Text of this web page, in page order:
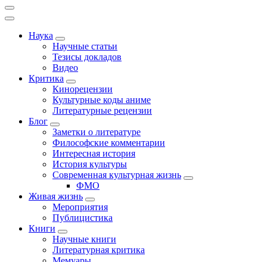
Наука
Научные статьи
Тезисы докладов
Видео
Критика
Кинорецензии
Культурные коды аниме
Литературные рецензии
Блог
Заметки о литературе
Философские комментарии
Интересная история
История культуры
Современная культурная жизнь
ФМО
Живая жизнь
Мероприятия
Публицистика
Книги
Научные книги
Литературная критика